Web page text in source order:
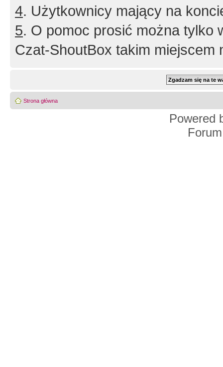
4. Użytkownicy mający na
5. O pomoc prosić można tylko
Czat-ShoutBox takim miejscem
Strona główna
Powered